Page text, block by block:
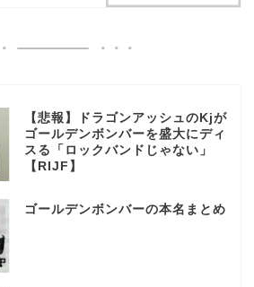
【悲報】ドラゴンアッシュのKjが
ゴールデンボンバーを盛大にディ
スる「ロックバンドじゃない」
【RIJF】
ゴールデンボンバーの本名まとめ